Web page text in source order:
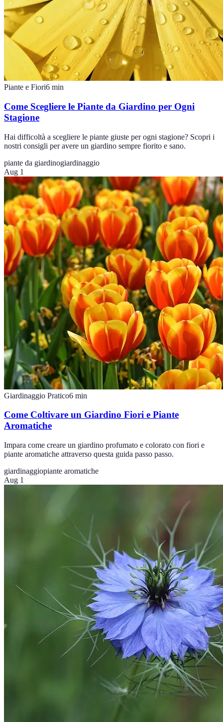
Piante e Fiori6 min
Come Scegliere le Piante da Giardino per Ogni
Stagione
Hai difficoltà a scegliere le piante giuste per ogni stagione? Scopri i
nostri consigli per avere un giardino sempre fiorito e sano.
piante da giardinogiardinaggio
Aug 1
Giardinaggio Pratico6 min
Come Coltivare un Giardino Fiori e Piante
Aromatiche
Impara come creare un giardino profumato e colorato con fiori e
piante aromatiche attraverso questa guida passo passo.
giardinaggiopiante aromatiche
Aug 1